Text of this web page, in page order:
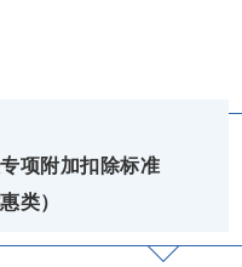
项附加扣除标准
类）